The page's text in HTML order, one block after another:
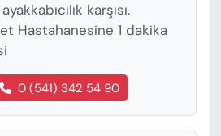
karşısı.
Hastahanesine 1 dakika
0 (541) 342 54 90